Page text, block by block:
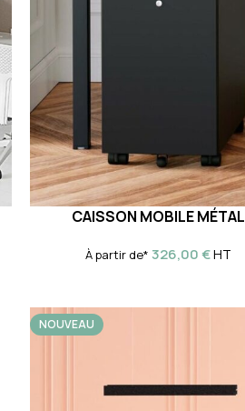
CAISSON MOBILE MÉTAL
À partir de* 326,00€HT
NOUVEAU